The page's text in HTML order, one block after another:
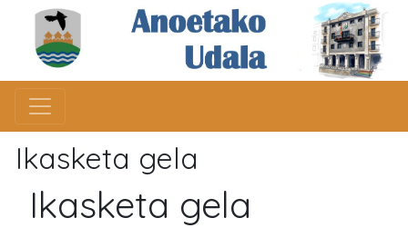
Ikasketa gela
Ikasketa gela